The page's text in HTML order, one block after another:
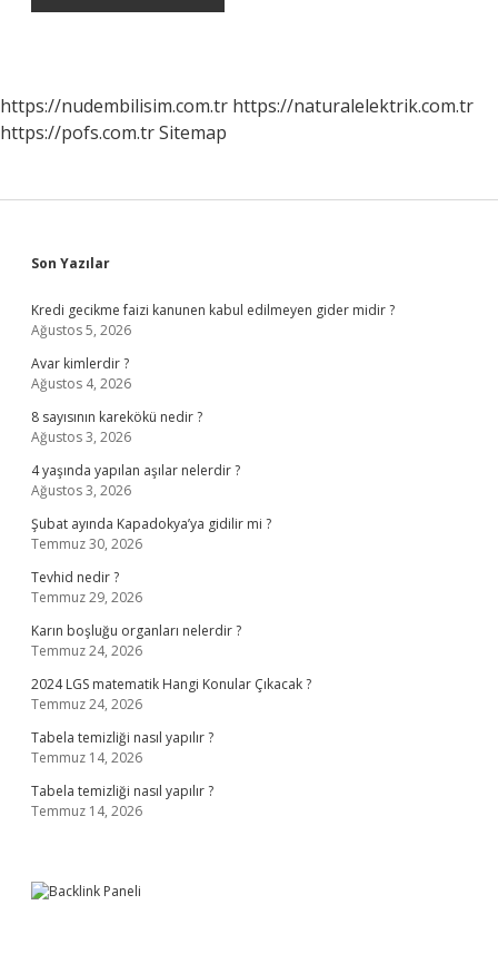
https://nudembilisim.com.tr https://naturalelektrik.com.tr
https://pofs.com.trSitemap
Sidebar
Son Yazılar
Kredi gecikme faizi kanunen kabul edilmeyen gider midir ?
Ağustos 5, 2026
Avar kimlerdir ?
Ağustos 4, 2026
8 sayısının karekökü nedir ?
Ağustos 3, 2026
4 yaşında yapılan aşılar nelerdir ?
Ağustos 3, 2026
Şubat ayında Kapadokya’ya gidilir mi ?
Temmuz 30, 2026
Tevhid nedir ?
Temmuz 29, 2026
Karın boşluğu organları nelerdir ?
Temmuz 24, 2026
2024 LGS matematik Hangi Konular Çıkacak ?
Temmuz 24, 2026
Tabela temizliği nasıl yapılır ?
Temmuz 14, 2026
Tabela temizliği nasıl yapılır ?
Temmuz 14, 2026